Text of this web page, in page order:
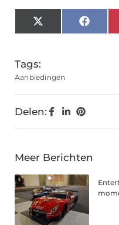
X
(Twitter)
Tags:
Aanbiedingen
Delen:
Meer Berichten